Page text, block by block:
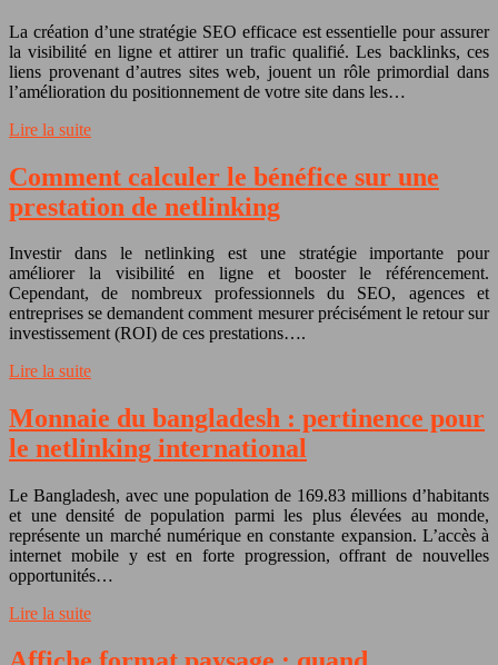
La création d’une stratégie SEO efficace est essentielle pour assurer
la visibilité en ligne et attirer un trafic qualifié. Les backlinks, ces
liens provenant d’autres sites web, jouent un rôle primordial dans
l’amélioration du positionnement de votre site dans les…
Lire la suite
Comment calculer le bénéfice sur une
prestation de netlinking
Investir dans le netlinking est une stratégie importante pour
améliorer la visibilité en ligne et booster le référencement.
Cependant, de nombreux professionnels du SEO, agences et
entreprises se demandent comment mesurer précisément le retour sur
investissement (ROI) de ces prestations….
Lire la suite
Monnaie du bangladesh : pertinence pour
le netlinking international
Le Bangladesh, avec une population de 169.83 millions d’habitants
et une densité de population parmi les plus élevées au monde,
représente un marché numérique en constante expansion. L’accès à
internet mobile y est en forte progression, offrant de nouvelles
opportunités…
Lire la suite